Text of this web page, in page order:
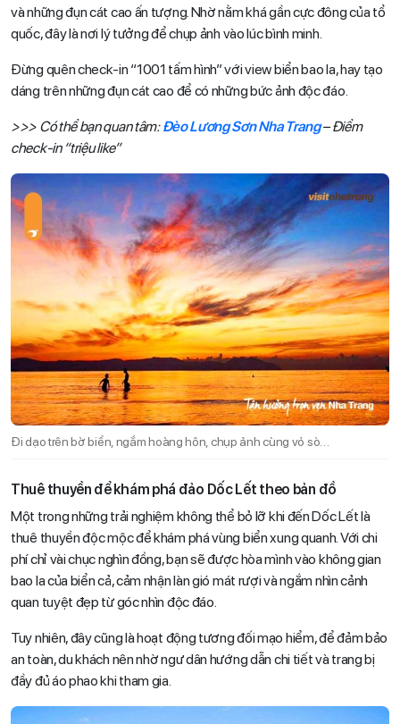
và những đụn cát cao ấn tượng. Nhờ nằm khá gần cực đông của tổ
quốc, đây là nơi lý tưởng để chụp ảnh vào lúc bình minh.
Đừng quên check-in “1001 tấm hình” với view biển bao la, hay tạo
dáng trên những đụn cát cao để có những bức ảnh độc đáo.
>>> Có thể bạn quan tâm:Đèo Lương Sơn Nha Trang– Điểm
check-in “triệu like”
Đi dạo trên bờ biển, ngắm hoàng hôn, chụp ảnh cùng vỏ sò…
Thuê thuyền để khám phá đảo Dốc Lết theo bản đồ
Một trong những trải nghiệm không thể bỏ lỡ khi đến Dốc Lết là
thuê thuyền độc mộc để khám phá vùng biển xung quanh. Với chi
phí chỉ vài chục nghìn đồng, bạn sẽ được hòa mình vào không gian
bao la của biển cả, cảm nhận làn gió mát rượi và ngắm nhìn cảnh
quan tuyệt đẹp từ góc nhìn độc đáo.
Tuy nhiên, đây cũng là hoạt động tương đối mạo hiểm, để đảm bảo
an toàn, du khách nên nhờ ngư dân hướng dẫn chi tiết và trang bị
đầy đủ áo phao khi tham gia.